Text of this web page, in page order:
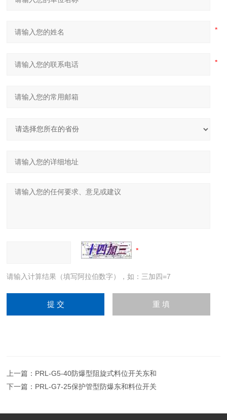
请输入计算结果（填写阿拉伯数字），如：三加四=7
上一篇： PRL-G5-40防爆型阻旋式料位开关东和
下一篇： PRL-G7-25保护管型防爆东和料位开关